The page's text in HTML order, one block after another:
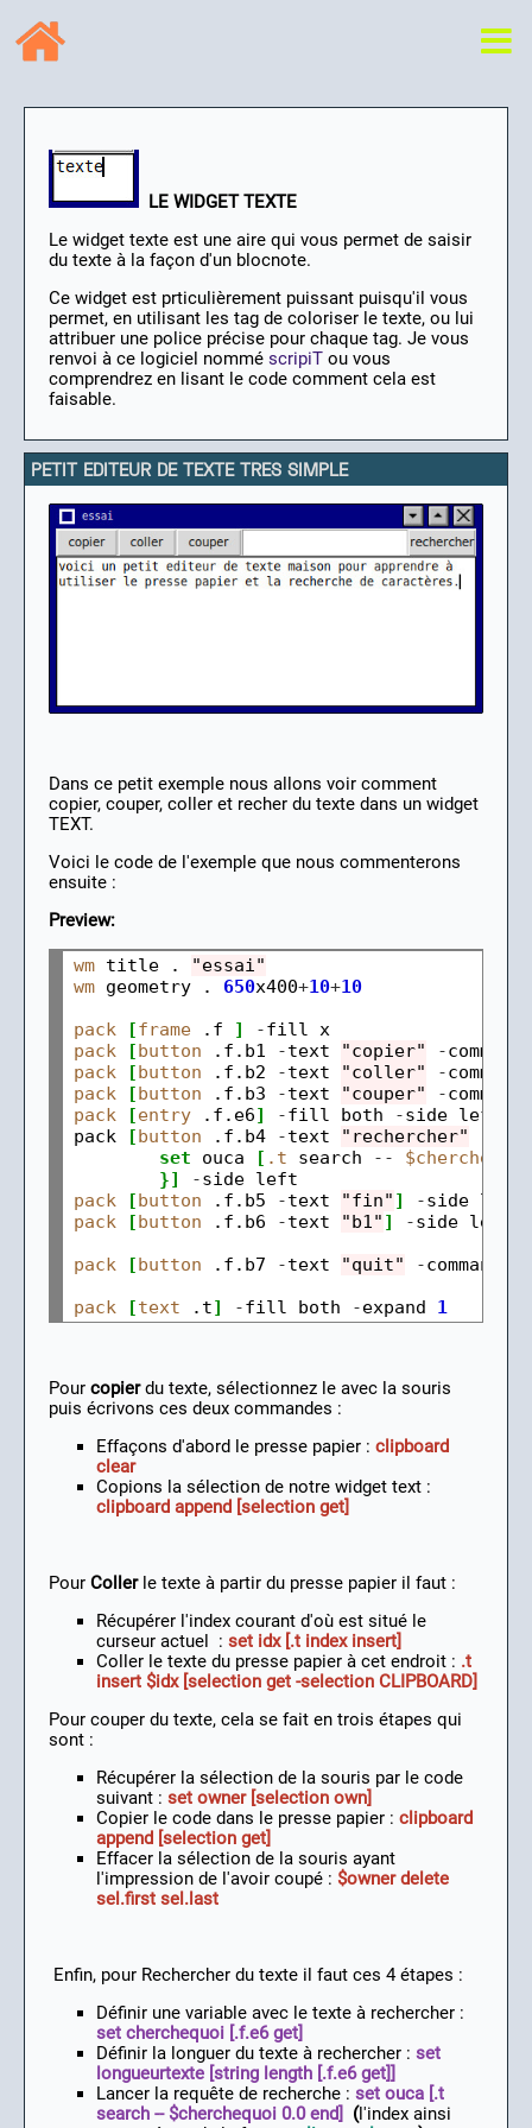
LE WIDGET TEXTE
Le widget texte est une aire qui vous permet de saisir
du texte à la façon d'un blocnote.
Ce widget est prticulièrement puissant puisqu'il vous
permet, en utilisant les tag de coloriser le texte, ou lui
attribuer une police précise pour chaque tag. Je vous
renvoi à ce logiciel nommé scripiT ou vous
comprendrez en lisant le code comment cela est
faisable.
PETIT EDITEUR DE TEXTE TRES SIMPLE
Dans ce petit exemple nous allons voir comment
copier, couper, coller et recher du texte dans un widget
TEXT.
Voici le code de l'exemple que nous commenterons
ensuite :
Preview:
wm title .
"essai"
wm geometry . 650x400+10+10
pack
[frame .f ] -
pack
[button .f.b1 -text "copier" -command
pack
[button .f.b2 -text "coller" -command
pack
[button .f.b3 -text "couper" -command
pack
[entry .f.e6] -fill both -side left
pack
[button .f.b4 -text "rechercher"
set ouca [ .t search --
$cherchequoi
}]
-
pack
[button .f.b5 -text "fin" ] -
pack
[button .f.b6 -text "b1" ] -side left
pack
[button .f.b7 -text "quit" -command
pack
[text .t] -fill both -expand 1
Pour copierdu texte, sélectionnez le avec la souris
puis écrivons ces deux commandes :
Effaçons d'abord le presse papier : clipboard
clear
Copions la sélection de notre widget text :
clipboard append [selection get]
Pour Collerle texte à partir du presse papier il faut :
Récupérer l'index courant d'où est situé le
curseur actuel : set idx [.t index insert]
Coller le texte du presse papier à cet endroit : .t
insert $idx [selection get -selection CLIPBOARD]
Pour couper du texte, cela se fait en trois étapes qui
sont :
Récupérer la sélection de la souris par le code
suivant : set owner [selection own]
Copier le code dans le presse papier : clipboard
append [selection get]
Effacer la sélection de la souris ayant
l'impression de l'avoir coupé : $owner delete
sel.first sel.last
Enfin, pour Rechercher du texte il faut ces 4 étapes :
Définir une variable avec le texte à rechercher :
set cherchequoi [.f.e6 get]
Définir la longuer du texte à rechercher : set
longueurtexte [string length [.f.e6 get]]
Lancer la requête de recherche : set ouca [.t
search -- $cherchequoi 0.0 end] ( l'index ainsi